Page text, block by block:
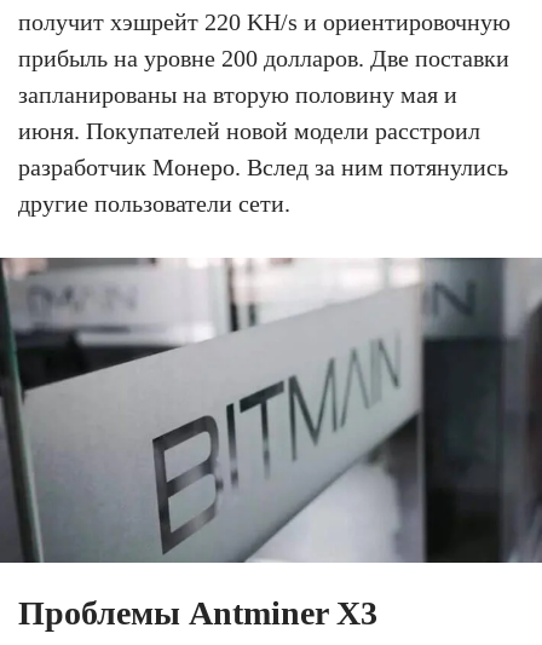
получит хэшрейт 220 KH/s и ориентировочную
прибыль на уровне 200 долларов. Две поставки
запланированы на вторую половину мая и
июня. Покупателей новой модели расстроил
разработчик Монеро. Вслед за ним потянулись
другие пользователи сети.
Проблемы Antminer X3